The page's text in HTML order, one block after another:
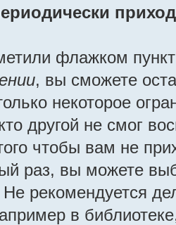
флажком
, вы сможете
некоторое
другой не смог
чтобы вам не
раз, вы можете
рекомендуется
в